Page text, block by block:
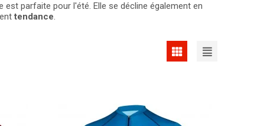
est parfaite pour l'été. Elle se décline également en
tendance.